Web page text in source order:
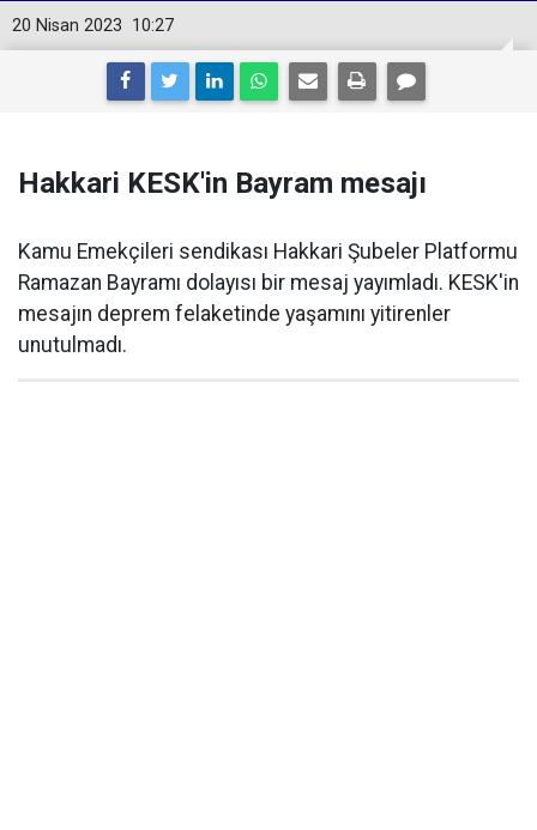
10:27
20 Nisan 2023
Hakkari KESK'in Bayram mesajı
Kamu Emekçileri sendikası Hakkari Şubeler Platformu
Ramazan Bayramı dolayısı bir mesaj yayımladı. KESK'in
mesajın deprem felaketinde yaşamını yitirenler
unutulmadı.